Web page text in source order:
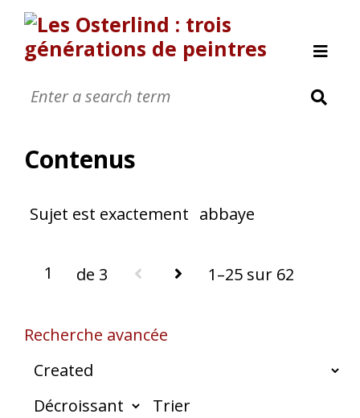
Nanic 0sterlind
Yves Osterlind
Nous contacter
Contenus
Sujet est exactement abbaye
de 3 1–25 sur 62
Recherche avancée
Trier